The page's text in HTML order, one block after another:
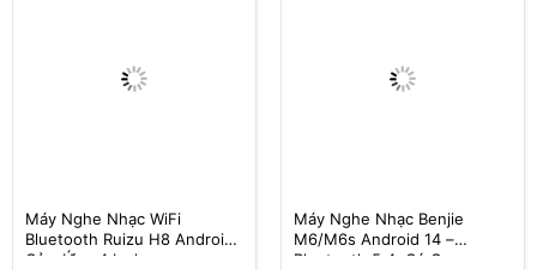
Máy Nghe Nhạc WiFi
Bluetooth Ruizu H8 Android |
Cảm Ứng 4 Inch
Máy Nghe Nhạc Benjie
M6/M6s Android 14 –
Bluetooth 5.4, Có Camera,